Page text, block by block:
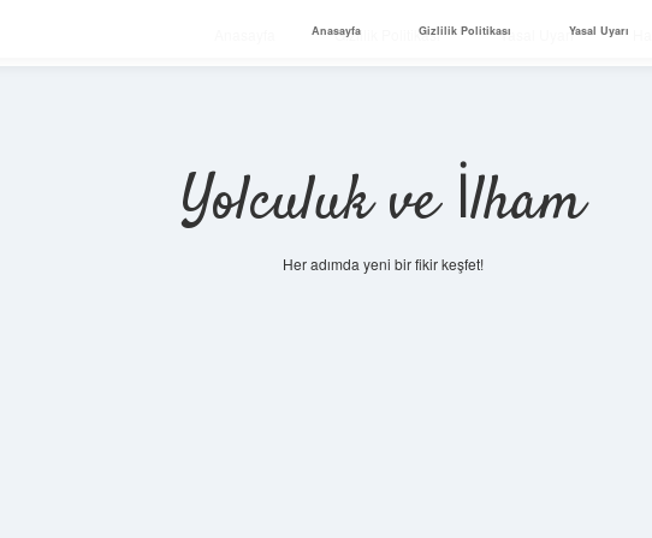
Gizlilik Politikası Yasal Uyarı
Yolculuk ve İlham
Her adımda yeni bir fikir keşfet!
Anasayfa Gizlilik Politikası Yasal Uyarı